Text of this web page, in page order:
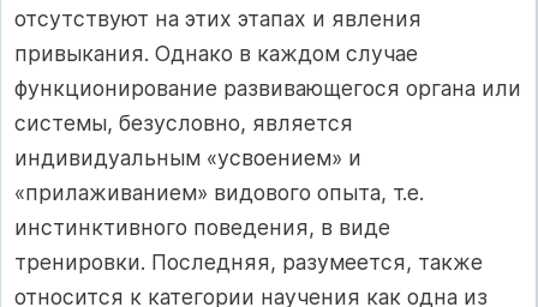
отсутствуют на этих этапах и явления
привыкания. Однако в каждом случае
функционирование развивающегося органа или
системы, безусловно, является
индивидуальным «усвоением» и
«прилаживанием» видового опыта, т.е.
инстинктивного поведения, в виде
тренировки. Последняя, разумеется, также
относится к категории научения как одна из